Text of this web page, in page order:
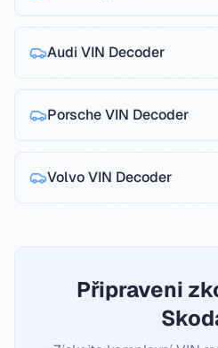
Audi VIN Decoder
PorscheVIN Decoder
VolvoVIN Decoder
Připraveni